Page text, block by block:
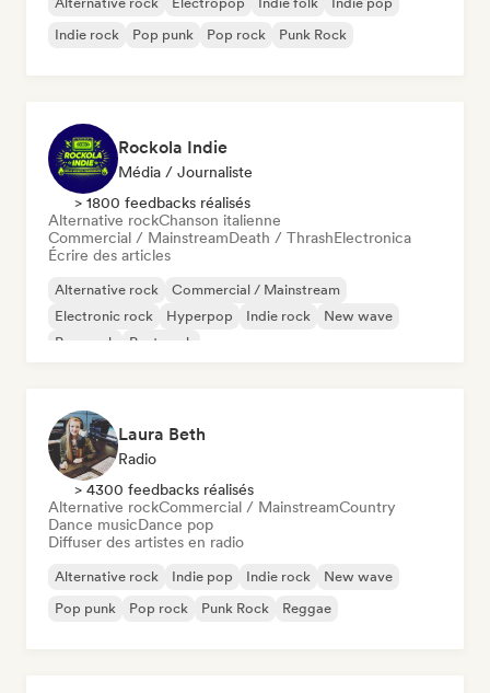
Indie rock
Pop punk Pop rock Punk Rock
Rockola Indie
Média / Journaliste
> 1800 feedbacks réalisés
Alternative rockChanson italienne
Commercial / MainstreamDeath / ThrashElectronica
Écrire des articles
Alternative rock
Commercial / Mainstream
Electronic rock
Hyperpop Indie rock
New wave
Pop punk
Post punk
Laura Beth
Radio
> 4300 feedbacks réalisés
Alternative rockCommercial / MainstreamCountry
Dance musicDance pop
Diffuser des artistes en radio
Alternative rock Indie pop Indie rock
New wave
Pop punk
Pop rock Punk Rock Reggae